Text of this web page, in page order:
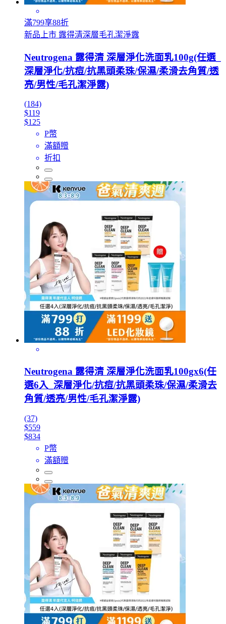
滿799享88折
新品上市 露得清深層毛孔潔淨露
Neutrogena 露得清 深層淨化洗面乳100g(任選_
深層淨化/抗痘/抗黑頭柔珠/保濕/柔滑去角質/透
亮/男性/毛孔潔淨露)
(184)
$119
$125
P幣
滿額贈
折扣
Neutrogena 露得清 深層淨化洗面乳100gx6(任
選6入_深層淨化/抗痘/抗黑頭柔珠/保濕/柔滑去
角質/透亮/男性/毛孔潔淨露)
(37)
$559
$834
P幣
滿額贈